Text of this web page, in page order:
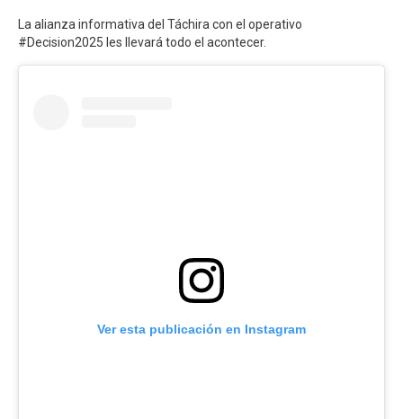
La alianza informativa del Táchira con el operativo
#Decision2025 les llevará todo el acontecer.
Ver esta publicación en Instagram